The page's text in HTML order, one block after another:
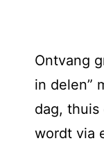
Ontvang
in delen”
dag,
wordt via